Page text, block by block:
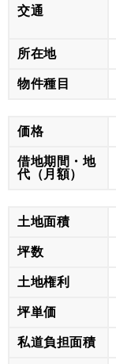
交通
所在地
物件種目
価格
借地期間・地
代（月額）
土地面積
坪数
土地権利
坪単価
私道負担面積